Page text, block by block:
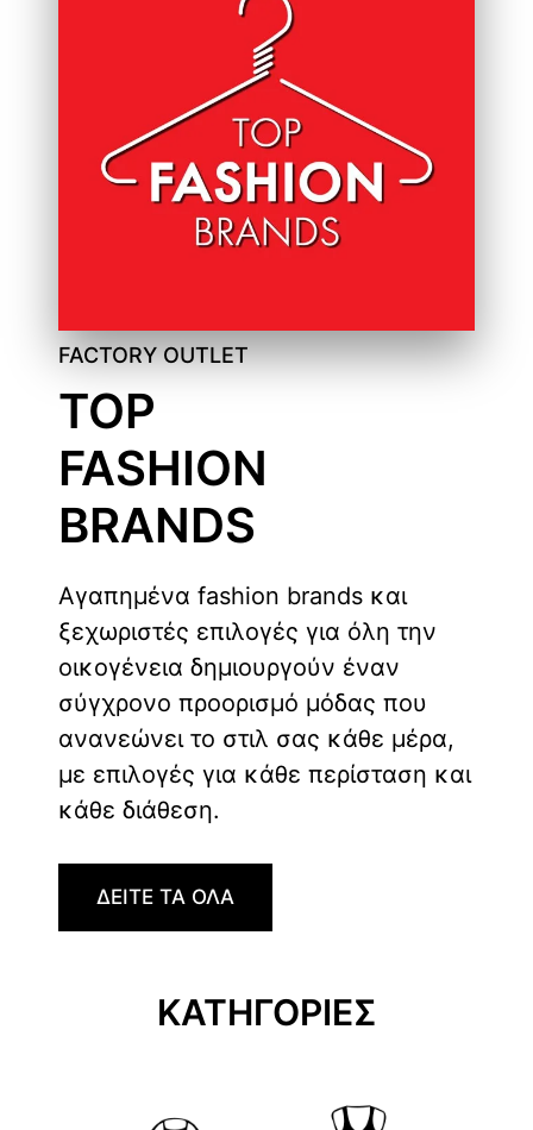
FACTORY OUTLET
TOP
FASHION
BRANDS
Αγαπημένα fashion brands και
ξεχωριστές επιλογές για όλη την
οικογένεια δημιουργούν έναν
σύγχρονο προορισμό μόδας που
ανανεώνει το στιλ σας κάθε μέρα,
με επιλογές για κάθε περίσταση και
κάθε διάθεση.
ΔΕΙΤΕ ΤΑ ΟΛΑ
ΚΑΤΗΓΟΡΙΕΣ